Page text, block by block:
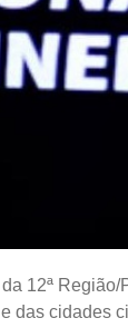
12ª
das cidades